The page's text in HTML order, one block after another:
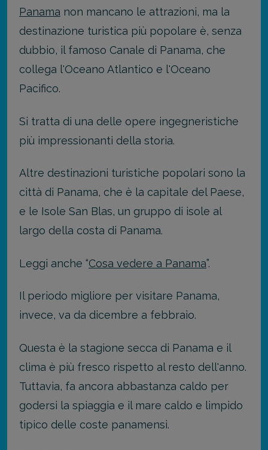
Panama non mancano le attrazioni, ma la
destinazione turistica più popolare è, senza
dubbio, il famoso Canale di Panama, che
collega l'Oceano Atlantico e l'Oceano
Pacifico.
Si tratta di una delle opere ingegneristiche
più impressionanti della storia.
Altre destinazioni turistiche popolari sono la
città di Panama, che è la capitale del Paese,
e le Isole San Blas, un gruppo di isole al
largo della costa di Panama.
Leggi anche “Cosa vedere a Panama”.
Il periodo migliore per visitare Panama,
invece, va da dicembre a febbraio.
Questa è la stagione secca di Panama e il
clima è più fresco rispetto al resto dell'anno.
Tuttavia, fa ancora abbastanza caldo per
godersi la spiaggia e il mare caldo e limpido
tipico delle coste panamensi.